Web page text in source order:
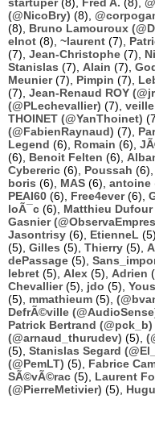
(@NicoBry) (8),
(8), Bruno Lamouroux
elnot (8), ~laurent (7),
(7), Jean-Christophe (7),
Stanislas (7), Alain (7),
Meunier(7), Pimpin (7),
(7), Jean-Renaud ROY
(@PLechevallier) (7),
THOINET (@YanThoinet)
(@FabienRaynaud) (7),
Legend (6), Romain (6),
(6), Benoit Felten (6),
Cybereric (6), Poussah (6),
boris (6), MAS (6), antoine
PEAI60 (6), Free4ever(6),
loÃ¯c (6), Matthieu
Gasnier
Jasontrisy (6), EtienneL
(5), Gilles (5), Thierry (5),
dePassage (5),
lebret (5), Alex (5), Adrien
Chevallier(5), jdo (5),
(5), mmathieum (5),
DefrÃ©ville
Patrick Bertrand (@pck_b)
(@arnaud_thurudev) (5),
(5), Stanislas Segard
(@PemLT) (5), Fabrice
SÃ©vÃ©rac (5), Laurent
(@PierreMetivier) (5),